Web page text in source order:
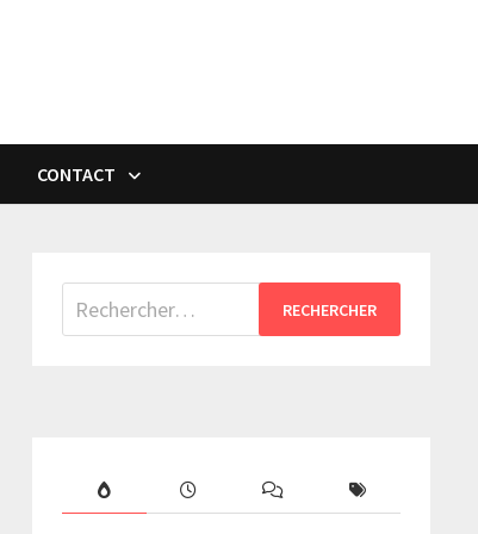
CONTACT
Rechercher :